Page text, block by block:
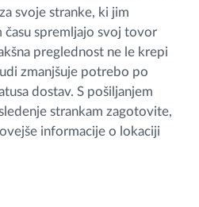
svoje stranke, ki jim
času spremljajo svoj tovor
preglednost ne le krepi
zmanjšuje potrebo po
dostav. S pošiljanjem
strankam zagotovite,
informacije o lokaciji